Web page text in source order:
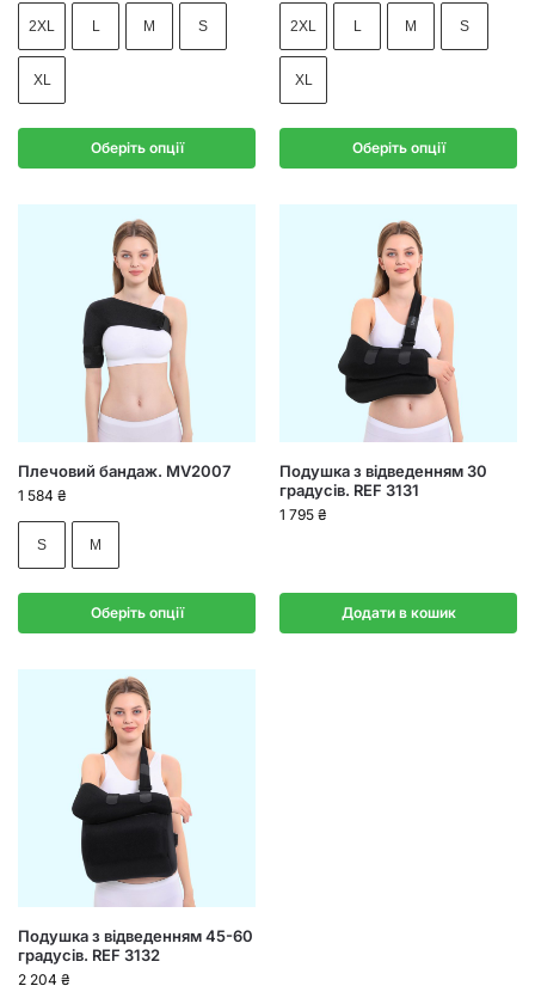
2XL L M S
XL
Оберіть опції
2XL L M S
XL
Оберіть опції
Плечовий бандаж. MV2007
1 584 ₴
S M
Оберіть опції
Подушка з відведенням 30
градусів. REF 3131
1 795 ₴
Додати в кошик
Подушка з відведенням 45-60
градусів. REF 3132
2 204 ₴